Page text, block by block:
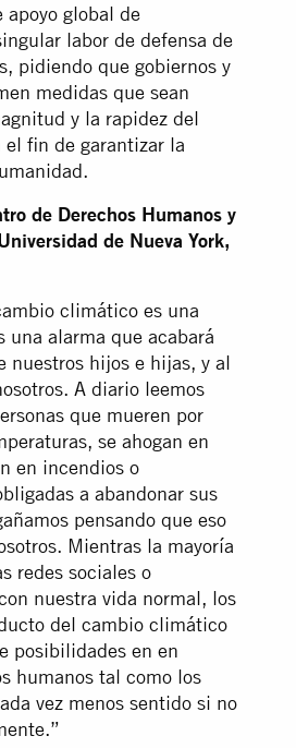
apoyo global de
labor de defensa de
pidiendo que gobiernos y
medidas que sean
y la rapidez del
fin de garantizar la
de Derechos Humanos y
de Nueva York,
climático es una
una alarma que acabará
nuestros hijos e hijas, y al
A diario leemos
que mueren por
se ahogan en
en incendios o
a abandonar sus
pensando que eso
Mientras la mayoría
redes sociales o
nuestra vida normal, los
del cambio climático
posibilidades en en
humanos tal como los
vez menos sentido si no